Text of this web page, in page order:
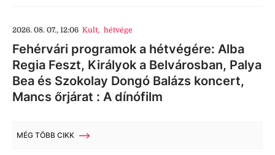
2026. 08. 07., 12:06 Kult, hétvége
Fehérvári programok a hétvégére: Alba
Regia Feszt, Királyok a Belvárosban, Palya
Bea és Szokolay Dongó Balázs koncert,
Mancs őrjárat : A dínófilm
MÉG TÖBB CIKK